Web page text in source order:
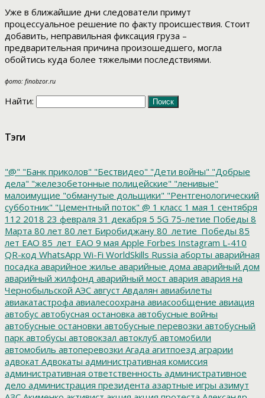
Уже в ближайшие дни следователи примут
процессуальное решение по факту происшествия. Стоит
добавить, неправильная фиксация груза –
предварительная причина произошедшего, могла
обойтись куда более тяжелыми последствиями.
фото: finobzor.ru
Найти:
Тэги
"@" "Банк приколов" "Бествидео" "Дети войны" "Добрые
дела" "железобетонные полицейские" "ленивые"
малоимущие "обманутые дольщики" "Рентгенологический
субботник" "Цементный поток" @ 1 класс 1 мая 1 сентября
112 2018 23 февраля 31 декабря 5 5G 75-летие Победы 8
Марта 80 лет 80 лет Биробиджану 80_летие_Победы 85
лет ЕАО 85_лет_ЕАО 9 мая Apple Forbes Instagram L-410
QR-код WhatsApp Wi-Fi WorldSkills Russia аборты аварийная
посадка аварийное жилье аварийные дома аварийный дом
аварийный жилфонд аварийный мост авария авария на
Чернобыльской АЭС август Авдалян авиабилеты
авиакатастрофа авиалесоохрана авиасообщение авиация
автобус автобусная остановка автобусные войны
автобусные остановки автобусные перевозки автобусный
парк автобусы автовокзал автоклуб автомобили
автомобиль автоперевозки Агада агитпоезд аграрии
адвокат Адвокаты административная комиссия
административная ответственность административное
дело администрация президента азартные игры азимут